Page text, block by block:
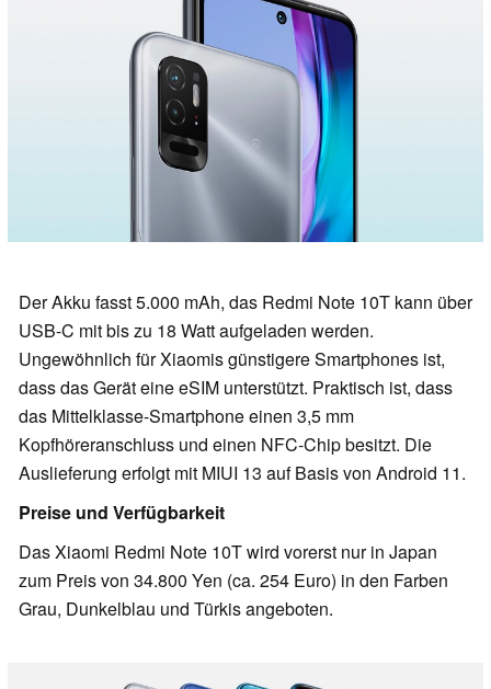
Der Akku fasst 5.000 mAh, das Redmi Note 10T kann über
USB-C mit bis zu 18 Watt aufgeladen werden.
Ungewöhnlich für Xiaomis günstigere Smartphones ist,
dass das Gerät eine eSIM unterstützt. Praktisch ist, dass
das Mittelklasse-Smartphone einen 3,5 mm
Kopfhöreranschluss und einen NFC-Chip besitzt. Die
Auslieferung erfolgt mit MIUI 13 auf Basis von Android 11.
Preise und Verfügbarkeit
Das Xiaomi Redmi Note 10T wird vorerst nur in Japan
zum Preis von 34.800 Yen (ca. 254 Euro) in den Farben
Grau, Dunkelblau und Türkis angeboten.